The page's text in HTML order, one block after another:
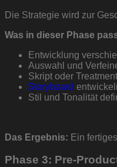
Die Strategie wird zur
Was in dieser Phase
Entwicklung
Auswahl und
Skript oder
Storyboard
Stil und Tonalität
Das Ergebnis: Ein
Phase 3: Pre-